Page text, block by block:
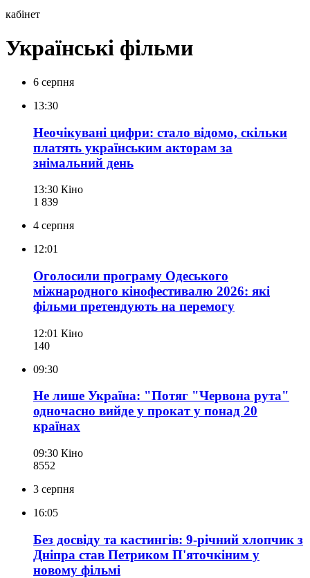
кабінет
Українські фільми
6 серпня
13:30
Неочікувані цифри: стало відомо, скільки
платять українським акторам за
знімальний день
13:30 Кіно
1 839
4 серпня
12:01
Оголосили програму Одеського
міжнародного кінофестивалю 2026: які
фільми претендують на перемогу
12:01 Кіно
140
09:30
Не лише Україна: "Потяг "Червона рута"
одночасно вийде у прокат у понад 20
країнах
09:30 Кіно
8552
3 серпня
16:05
Без досвіду та кастингів: 9-річний хлопчик з
Дніпра став Петриком П'яточкіним у
новому фільмі